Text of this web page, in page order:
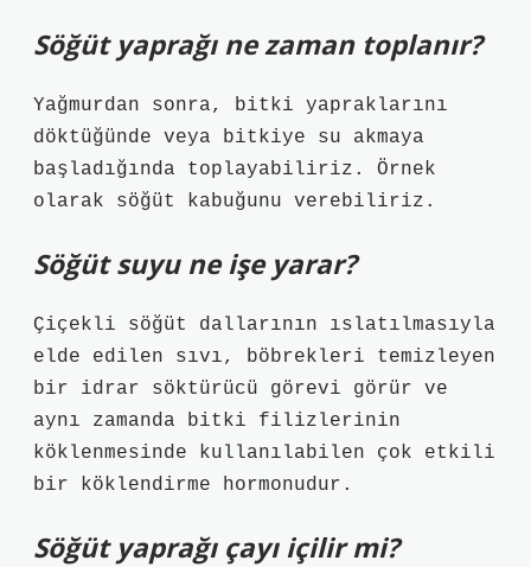
Söğüt yaprağı ne zaman toplanır?
Yağmurdan sonra, bitki yapraklarını
döktüğünde veya bitkiye su akmaya
başladığında toplayabiliriz. Örnek
olarak söğüt kabuğunu verebiliriz.
Söğüt suyu ne işe yarar?
Çiçekli söğüt dallarının ıslatılmasıyla
elde edilen sıvı, böbrekleri temizleyen
bir idrar söktürücü görevi görür ve
aynı zamanda bitki filizlerinin
köklenmesinde kullanılabilen çok etkili
bir köklendirme hormonudur.
Söğüt yaprağı çayı içilir mi?